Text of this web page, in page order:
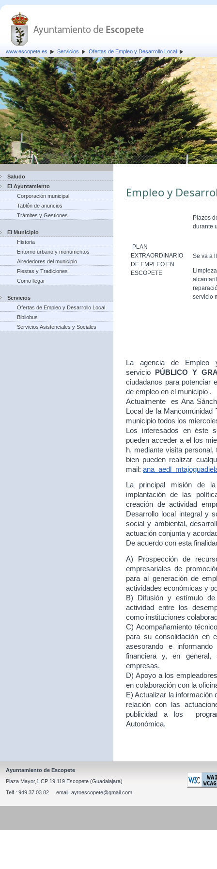
www.escopete.es Servicios Ofertas de Empleo y Desarrollo Local
Saludo
El Ayuntamiento
Corporación municipal
Tablón de anuncios
Trámites y Gestiones
El Municipio
Historia
Entorno urbano y monumentos
Alrededores del municipio
Fiestas y Tradiciones
Como llegar
Servicios
Ofertas de Empleo y Desarrollo Local
Bibliobus
Servicios Asistenciales y Sociales
Empleo y
PLAN
EXTRAORDINARIO
DE EMPLEO EN
ESCOPETE
Plazos
durante
Se va a
servicio
La agencia de Empleo
servicio
PÚBLICO Y
ciudadanos para potenciar
de empleo en el municipio .
Actualmente es Ana
Local de la Mancomunidad
municipio todos los
Los interesados en éste
pueden acceder a el los
h, mediante visita
bien pueden realizar
mail:
La principal misión de
implantación de las
creación de actividad
Desarrollo local integral y
social y ambiental,
actuación conjunta y
De acuerdo con esta
A) Prospección de
empresariales de
para al generación de
actividades económicas y
B) Difusión y estímulo de
actividad entre los
como instituciones
C) Acompañamiento
para su consolidación en
asesorando e
financiera y, en
empresas.
D) Apoyo a los
en colaboración con la
E) Actualizar la información
relación con las
publicidad a los
Autonómica.
Ayuntamiento de Escopete
Plaza Mayor,1 CP 19.119 Escopete (Guadalajara)
Telf : 949.37.03.82 email: aytoescopete@gmail.com